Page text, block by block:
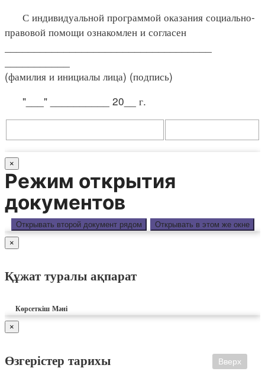
С индивидуальной программой оказания социально-
правовой помощи ознакомлен и согласен
(фамилия и инициалы лица) (подпись)
"___" __________ 20__ г.
×
Режим открытия
документов
Открывать второй документ рядом Открывать в этом же окне
×
Құжат туралы ақпарат
Көрсеткіш Мәні
×
Өзгерістер тарихы Вверх